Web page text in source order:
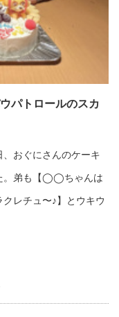
パトロールのスカ
おぐにさんのケーキ
。弟も【◯◯ちゃんは
レチュ〜♪】とウキウ